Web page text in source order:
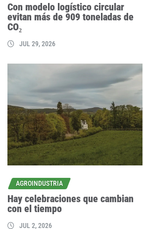
Con modelo logístico circular
evitan más de 909 toneladas de
CO₂
JUL 29, 2026
AGROINDUSTRIA
Hay celebraciones que cambian
con el tiempo
JUL 2, 2026